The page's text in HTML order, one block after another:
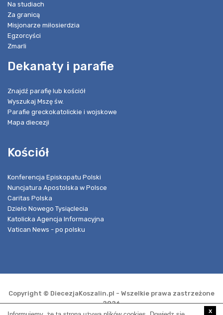
Na studiach
Za granicą
Misjonarze miłosierdzia
Egzorcyści
Zmarli
Dekanaty i parafie
Znajdź parafię lub kościół
Wyszukaj Mszę św.
Parafie greckokatolickie i wojskowe
Mapa diecezji
Kościół
Konferencja Episkopatu Polski
Nuncjatura Apostolska w Polsce
Caritas Polska
Dzieło Nowego Tysiąclecia
Katolicka Agencja Informacyjna
Vatican News - po polsku
Copyright © DiecezjaKoszalin.pl - Wszelkie prawa zastrzeżone
2026
x